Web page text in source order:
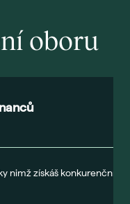
oboru
nimž získáš konkurenční